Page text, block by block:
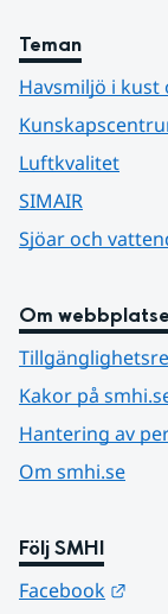
Teman
Havsmiljö i kust
Luftkvalitet
SIMAIR
Sjöar och
Om
Kakor på
Hantering av
Om smhi.se
Följ SMHI
Facebook